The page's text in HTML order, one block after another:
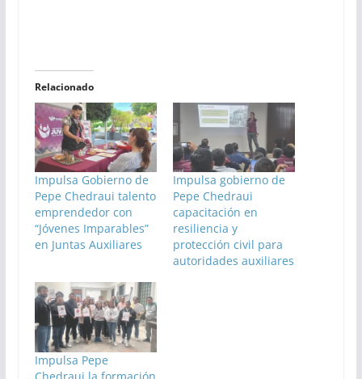
Relacionado
Impulsa Gobierno de
Pepe Chedraui talento
emprendedor con
“Jóvenes Imparables”
en Juntas Auxiliares
Impulsa gobierno de
Pepe Chedraui
capacitación en
resiliencia y
protección civil para
autoridades auxiliares
Impulsa Pepe